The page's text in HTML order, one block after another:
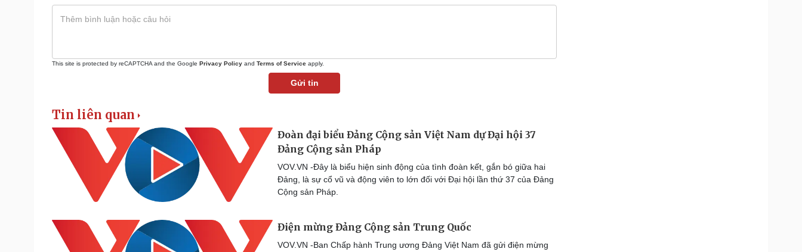
This site is protected by reCAPTCHA and the Google Privacy Policy and Terms of Service apply.
Gửi tin
Tin liên quan
Đoàn đại biểu Đảng Cộng sản Việt Nam dự Đại hội 37
Đảng Cộng sản Pháp
VOV.VN -Đây là biểu hiện sinh động của tình đoàn kết, gắn bó giữa hai
Đảng, là sự cổ vũ và động viên to lớn đối với Đại hội lần thứ 37 của Đảng
Cộng sản Pháp.
Điện mừng Đảng Cộng sản Trung Quốc​
VOV.VN -Ban Chấp hành Trung ương Đảng Việt Nam đã gửi điện mừng